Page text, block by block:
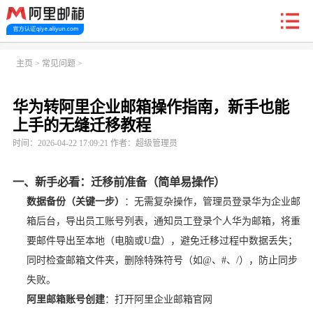
首页 阿里企业邮箱 信创邮 收费标准 功能
主页 > 常见问题 >
华为转阿里企业邮箱操作指南，新手也能
上手的无缝迁移教程
时间：2026-04-22 17:09:21 作者：超级管理员
一、新手必看：迁移前准备（简单易操作）
数据备份（关键一步）
：无需复杂操作，管理员登录华为企业邮
箱后台，导出员工账号列表，通知员工登录个人华为邮箱，将重
要邮件导出至本地（电脑或U盘），避免迁移过程中数据丢失；
同时检查邮箱文件夹，删除特殊符号（如@、#、/），防止同步
失败。
阿里邮箱账号创建：打开阿里企业邮箱官网